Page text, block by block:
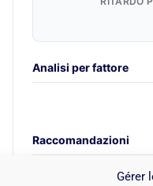
Gérer
Analisi per fattore
Raccomandazioni